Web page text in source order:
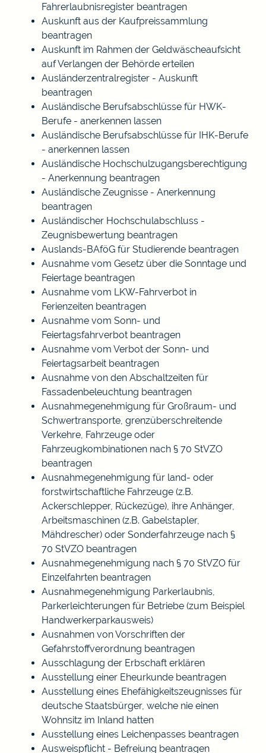
Fahrerlaubnisregister beantragen
Auskunft aus der Kaufpreissammlung
beantragen
Auskunft im Rahmen der Geldwäscheaufsicht
auf Verlangen der Behörde erteilen
Ausländerzentralregister - Auskunft
beantragen
Ausländische Berufsabschlüsse für HWK-
Berufe - anerkennen lassen
Ausländische Berufsabschlüsse für IHK-Berufe
- anerkennen lassen
Ausländische Hochschulzugangsberechtigung
- Anerkennung beantragen
Ausländische Zeugnisse - Anerkennung
beantragen
Ausländischer Hochschulabschluss -
Zeugnisbewertung beantragen
Auslands-BAföG für Studierende beantragen
Ausnahme vom Gesetz über die Sonntage und
Feiertage beantragen
Ausnahme vom LKW-Fahrverbot in
Ferienzeiten beantragen
Ausnahme vom Sonn- und
Feiertagsfahrverbot beantragen
Ausnahme vom Verbot der Sonn- und
Feiertagsarbeit beantragen
Ausnahme von den Abschaltzeiten für
Fassadenbeleuchtung beantragen
Ausnahmegenehmigung für Großraum- und
Schwertransporte, grenzüberschreitende
Verkehre, Fahrzeuge oder
Fahrzeugkombinationen nach § 70 StVZO
beantragen
Ausnahmegenehmigung für land- oder
forstwirtschaftliche Fahrzeuge (z.B.
Ackerschlepper, Rückezüge), ihre Anhänger,
Arbeitsmaschinen (z.B. Gabelstapler,
Mähdrescher) oder Sonderfahrzeuge nach §
70 StVZO beantragen
Ausnahmegenehmigung nach § 70 StVZO für
Einzelfahrten beantragen
Ausnahmegenehmigung Parkerlaubnis,
Parkerleichterungen für Betriebe (zum Beispiel
Handwerkerparkausweis)
Ausnahmen von Vorschriften der
Gefahrstoffverordnung beantragen
Ausschlagung der Erbschaft erklären
Ausstellung einer Eheurkunde beantragen
Ausstellung eines Ehefähigkeitszeugnisses für
deutsche Staatsbürger, welche nie einen
Wohnsitz im Inland hatten
Ausstellung eines Leichenpasses beantragen
Ausweispflicht - Befreiung beantragen